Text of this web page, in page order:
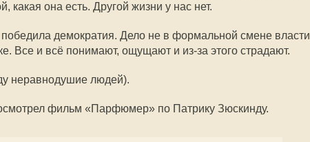
какая она есть. Другой жизни у нас нет.
демократия. Дело не в формальной смене власти
Все и всё понимают, ощущают и из-за этого страдают.
неравнодушие людей).
фильм «Парфюмер» по Патрику Зюскинду.